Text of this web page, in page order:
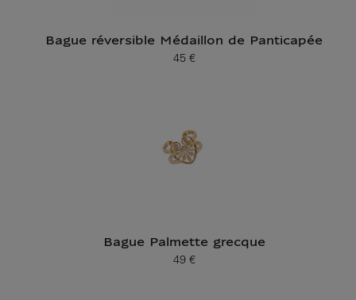
Bague réversible Médaillon de Panticapée
Prix ​​actuel
45 €
Bague Palmette grecque
Prix ​​actuel
49 €